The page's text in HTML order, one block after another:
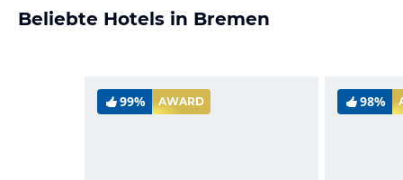
Beliebte Hotels in Bremen
99% AWARD 98%